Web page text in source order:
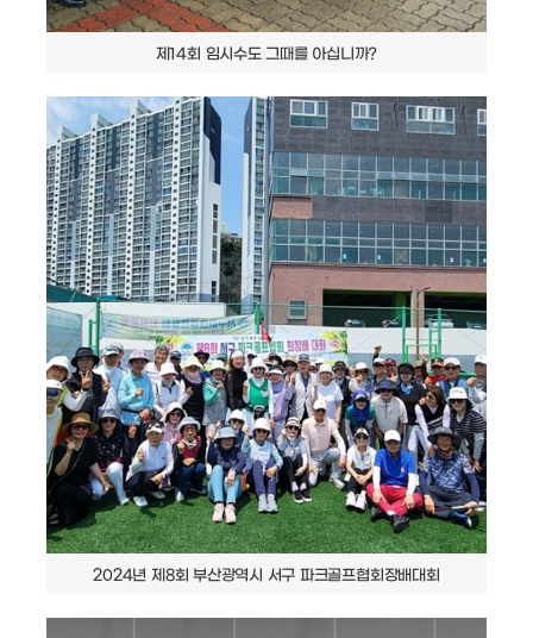
제14회 임시수도 그때를 아십니까?
2024년 제8회 부산광역시 서구 파크골프협회장배대회